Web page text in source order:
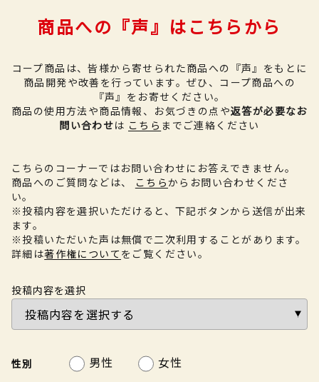
商品への『声』はこちらから
コープ商品は、皆様から寄せられた商品への『声』をもとに
商品開発や改善を行っています。 ぜひ、コープ商品への
『声』をお寄せください。
商品の使用方法や商品情報、お気づきの点や返答が必要なお
問い合わせは こちら までご連絡ください
こちらのコーナーではお問い合わせにお答えできません。
商品へのご質問などは、
こちらからお問い合わせくださ
い。
※投稿内容を選択いただけると、下記ボタンから送信が出来
ます。
※投稿いただいた声は無償で二次利用することがあります。
詳細は著作権について をご覧ください。
投稿内容を選択
性別 男性 女性